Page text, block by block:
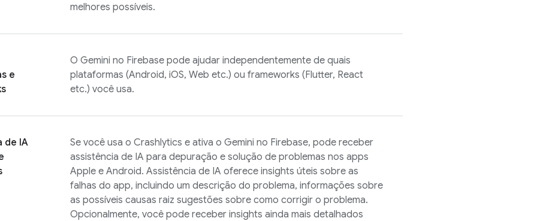
melhores possíveis.
e
O Gemini no Firebase pode ajudar independentemente de quais
plataformas (Android, iOS, Web etc.) ou frameworks (Flutter, React
etc.) você usa.
de IA
Se você usa o Crashlytics e ativa o Gemini no Firebase, pode receber
assistência de IA para depuração e solução de problemas nos apps
Apple e Android. Assistência de IA oferece insights úteis sobre as
falhas do app, incluindo um descrição do problema, informações sobre
as possíveis causas raiz sugestões sobre como corrigir o problema.
Opcionalmente, você pode receber insights ainda mais detalhados